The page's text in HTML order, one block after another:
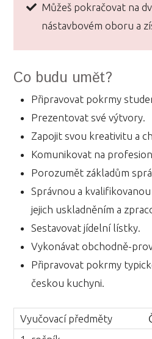
Můžeš pokračovat na
nástavbovém oboru a
Co budu umět?
Připravovat pokrmy
Prezentovat své výtvory.
Zapojit svou kreativitu a
Komunikovat na
Porozumět základům
Správnou a
jejich uskladněním a
Sestavovat jídelní lístky.
Vykonávat obchodně-
Připravovat pokrmy
českou kuchyni.